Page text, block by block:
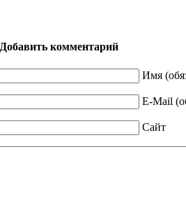
Добавить комментарий
Имя
E-Mail
Сайт